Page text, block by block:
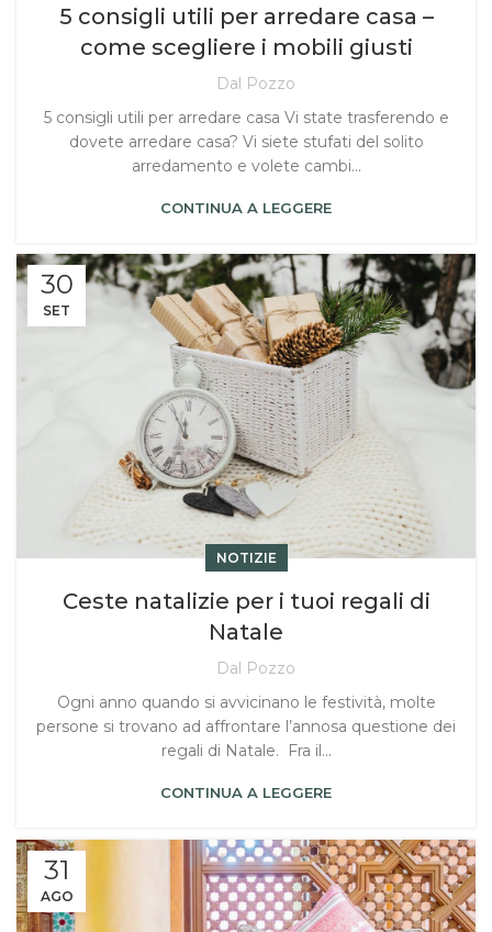
5 consigli utili per arredare casa –
come scegliere i mobili giusti
Dal Pozzo
5 consigli utili per arredare casa Vi state trasferendo e
dovete arredare casa? Vi siete stufati del solito
arredamento e volete cambi...
CONTINUA A LEGGERE
30
SET
NOTIZIE
Ceste natalizie per i tuoi regali di
Natale
Dal Pozzo
Ogni anno quando si avvicinano le festività, molte
persone si trovano ad affrontare l’annosa questione dei
regali di Natale. Fra il...
CONTINUA A LEGGERE
31
AGO